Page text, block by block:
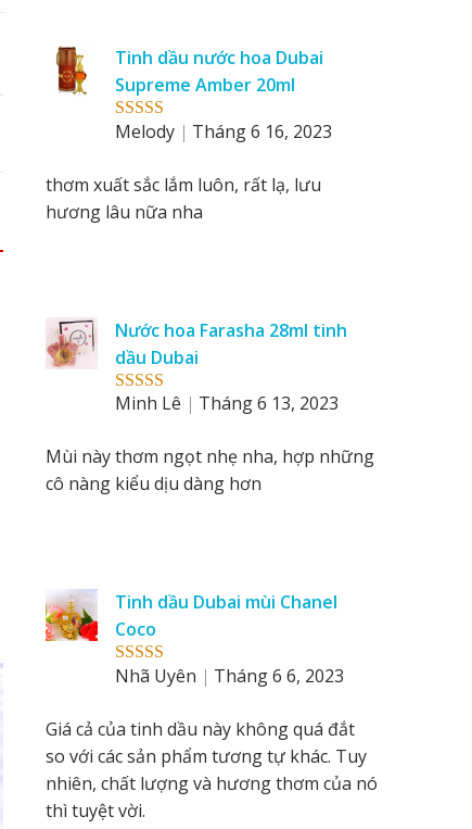
Rated5out
Tinh dầu nước hoa Dubai
Supreme Amber 20ml
Melody
Tháng 6 16, 2023
thơm xuất sắc lắm luôn, rất lạ, lưu
hương lâu nữa nha
Rated 5out
Nước hoa Farasha 28ml tinh
dầu Dubai
Minh Lê
Tháng 6 13, 2023
Mùi này thơm ngọt nhẹ nha, hợp những
cô nàng kiểu dịu dàng hơn
Rated5out
Tinh dầu Dubai mùi Chanel
Coco
Nhã Uyên
Tháng 6 6, 2023
Giá cả của tinh dầu này không quá đắt
so với các sản phẩm tương tự khác. Tuy
nhiên, chất lượng và hương thơm của nó
thì tuyệt vời.